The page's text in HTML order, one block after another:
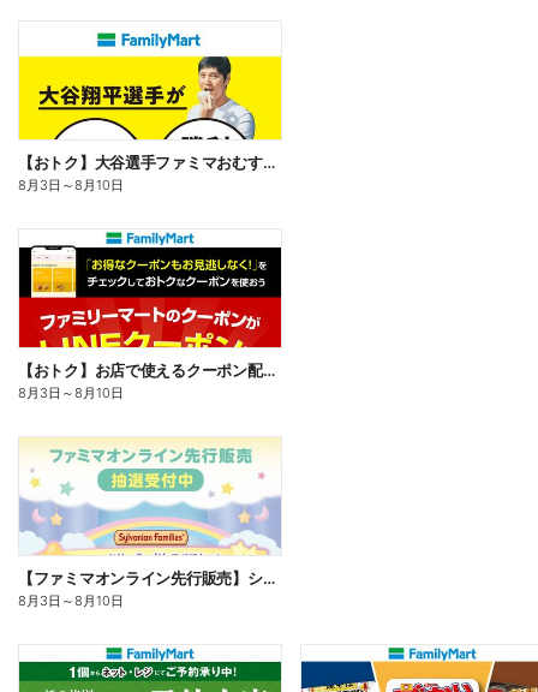
【おトク】大谷選手ファミマおむすび割
8月3日 ～8月10日
【おトク】お店で使えるクーポン配信中
8月3日 ～8月10日
【ファミマオンライン先行販売】シルバニアファミリー
8月3日 ～8月10日